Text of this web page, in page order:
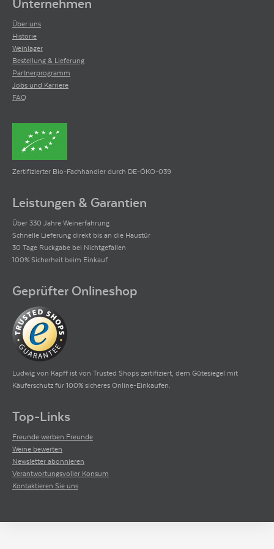
Unternehmen
Über uns
Historie
Weinlager
Bestellung & Lieferung
Partnerprogramm
Jobs und Karriere
FAQ
Zertifizierter Bio-Fachhändler durch DE-ÖKO-039
Leistungen & Garantien
Über 330 Jahre Weinerfahrung
Schnelle Lieferung direkt bis an die Haustür
30 Tage Rückgabe bei Nichtgefallen
100% Sicherheit beim Einkauf
Geprüfter Onlineshop
Ludwig von Kapff ist von Trusted Shops zertifiziert, dem Gütesiegel mit
Käuferschutz für 100% sicheres Online-Einkaufen.
Top-Links
Freunde werben Freunde
Weine bewerten
Newsletter abonnieren
Verantwortungsvoller Konsum
Kontaktieren Sie uns